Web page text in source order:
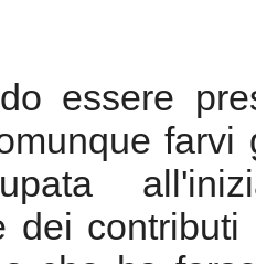
essere
dei